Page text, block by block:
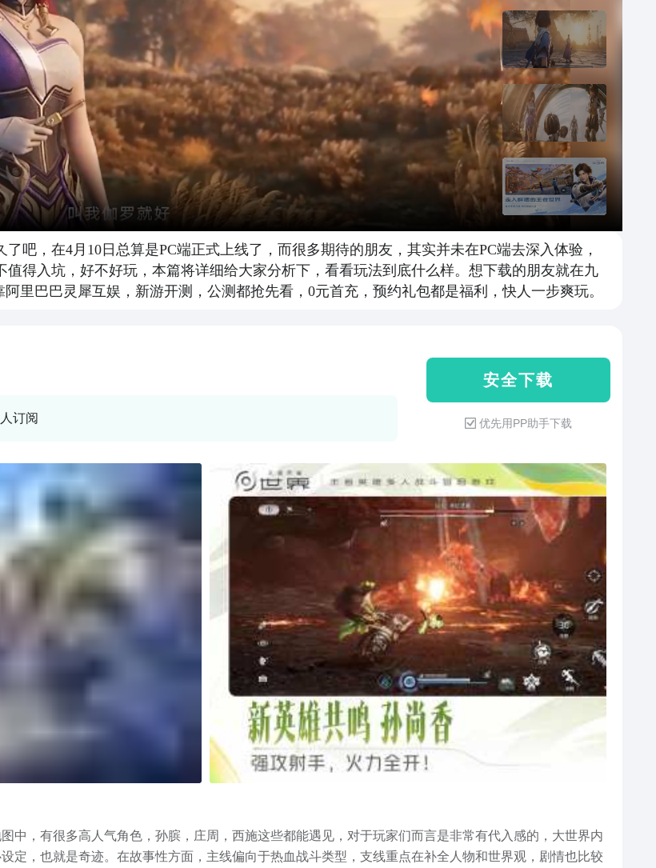
吧，在4月10日总算是PC端正式上线了，而很多期待的朋友，其实并未在PC端去深入体验，
得入坑，好不好玩，本篇将详细给大家分析下，看看玩法到底什么样。想下载的朋友就在九
里巴巴灵犀互娱，新游开测，公测都抢先看，0元首充，预约礼包都是福利，快人一步爽玩。
订阅
安 全 下 载
优先用PP助手下载
中，有很多高人气角色，孙膑，庄周，西施这些都能遇见，对于玩家们而言是非常有代入感的，大世界内
定，也就是奇迹。在故事性方面，主线偏向于热血战斗类型，支线重点在补全人物和世界观，剧情也比较